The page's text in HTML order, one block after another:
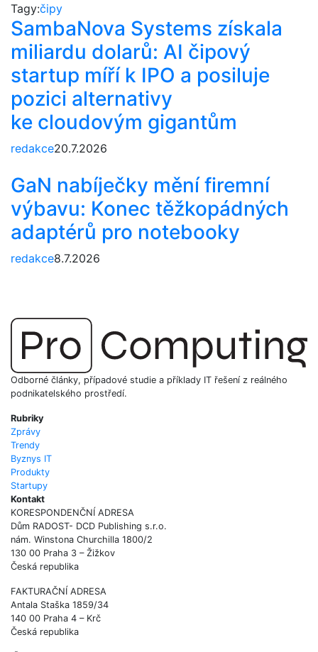
Tagy:čipy
SambaNova Systems získala
miliardu dolarů: AI čipový
startup míří k IPO a posiluje
pozici alternativy
ke cloudovým gigantům
redakce20.7.2026
GaN nabíječky mění firemní
výbavu: Konec těžkopádných
adaptérů pro notebooky
redakce8.7.2026
Odborné články, případové studie a příklady IT řešení z reálného
podnikatelského prostředí.
Rubriky
Zprávy
Trendy
Byznys IT
Produkty
Startupy
Kontakt
KORESPONDENČNÍ ADRESA
Dům RADOST- DCD Publishing s.r.o.
nám. Winstona Churchilla 1800/2
130 00 Praha 3 – Žižkov
Česká republika
FAKTURAČNÍ ADRESA
Antala Staška 1859/34
140 00 Praha 4 – Krč
Česká republika